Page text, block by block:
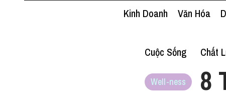
Kinh Doanh Văn Hóa
Cuộc Sống Chất
Well-ness
8